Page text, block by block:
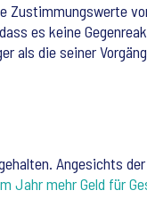
Zustimmungswerte
es keine
als die seiner
Angesichts
Jahr mehr Geld für